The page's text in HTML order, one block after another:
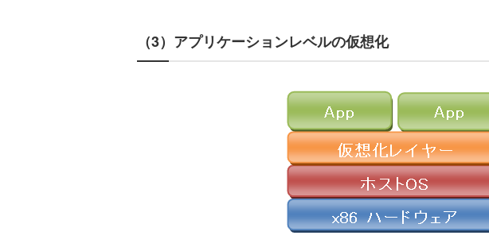
（3）アプリケーションレベルの仮想化